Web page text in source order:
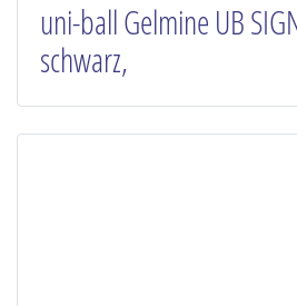
uni-ball Gelmine UB
schwarz,